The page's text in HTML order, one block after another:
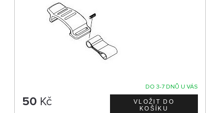
DO 3-7 DNŮ U VÁS
50 Kč